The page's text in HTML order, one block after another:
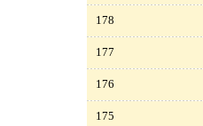
178
177
176
175